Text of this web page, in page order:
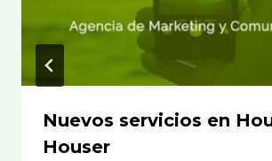
Nuevos servicios en
Houser